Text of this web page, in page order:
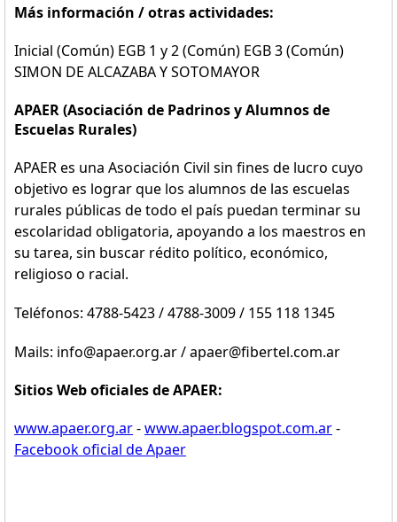
Más información / otras actividades:
Inicial (Común) EGB 1 y 2 (Común) EGB 3 (Común)
SIMON DE ALCAZABA Y SOTOMAYOR
APAER (Asociación de Padrinos y Alumnos de
Escuelas Rurales)
APAER es una Asociación Civil sin fines de lucro cuyo
objetivo es lograr que los alumnos de las escuelas
rurales públicas de todo el país puedan terminar su
escolaridad obligatoria, apoyando a los maestros en
su tarea, sin buscar rédito político, económico,
religioso o racial.
Teléfonos: 4788-5423 / 4788-3009 / 155 118 1345
Mails: info@apaer.org.ar / apaer@fibertel.com.ar
Sitios Web oficiales de APAER:
www.apaer.org.ar-www.apaer.blogspot.com.ar-
Facebook oficial de Apaer